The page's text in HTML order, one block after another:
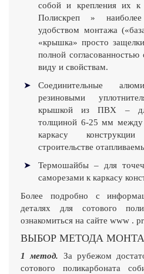
собой и крепления их к
Полискреп »
удобством монтажа
«крышка» просто
полной
виду и свойствам.
Соединительные
резиновыми
крышкой из ПВХ –
толщиной 6-25 мм между
каркасу
строительстве
Термошайбы – для
саморезами к каркасу
Более подробно с
деталях для сотового
ознакомиться на сайте www .
ВЫБОР МЕТОДА
1 метод. За рубежом
сотового поликарбоната